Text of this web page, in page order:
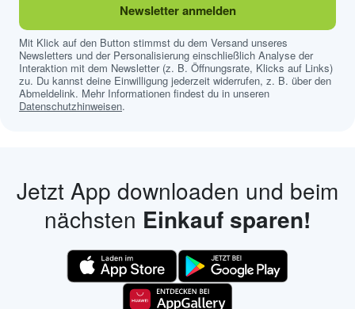
Newsletter anmelden
Mit Klick auf den Button stimmst du dem Versand unseres
Newsletters und der Personalisierung einschließlich Analyse der
Interaktion mit dem Newsletter (z. B. Öffnungsrate, Klicks auf Links)
zu. Du kannst deine Einwilligung jederzeit widerrufen, z. B. über den
Abmeldelink. Mehr Informationen findest du in unseren
Datenschutzhinweisen.
Jetzt App downloaden und beim
nächsten Einkauf sparen!